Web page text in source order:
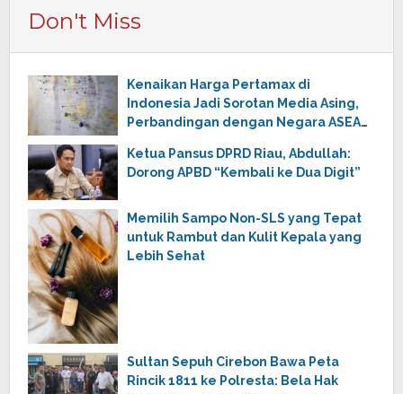
Don't Miss
Kenaikan Harga Pertamax di
Indonesia Jadi Sorotan Media Asing,
Perbandingan dengan Negara ASEAN
Ketua Pansus DPRD Riau, Abdullah:
Dorong APBD “Kembali ke Dua Digit”
Memilih Sampo Non-SLS yang Tepat
untuk Rambut dan Kulit Kepala yang
Lebih Sehat
Sultan Sepuh Cirebon Bawa Peta
Rincik 1811 ke Polresta: Bela Hak